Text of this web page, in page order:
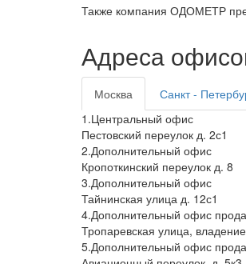
Также компания ОДОМЕТР
Адреса
Москва
Санкт -
1.Центральный офис
Пестовский переулок д. 2с1
2.Дополнительный офис
Кропоткинский переулок д. 8
3.Дополнительный офис
Тайнинская улица д. 12с1
4.Дополнительный офис
Тропаревская улица,
5.Дополнительный офис